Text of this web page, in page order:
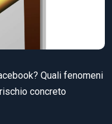
Quali fenomeni
concreto